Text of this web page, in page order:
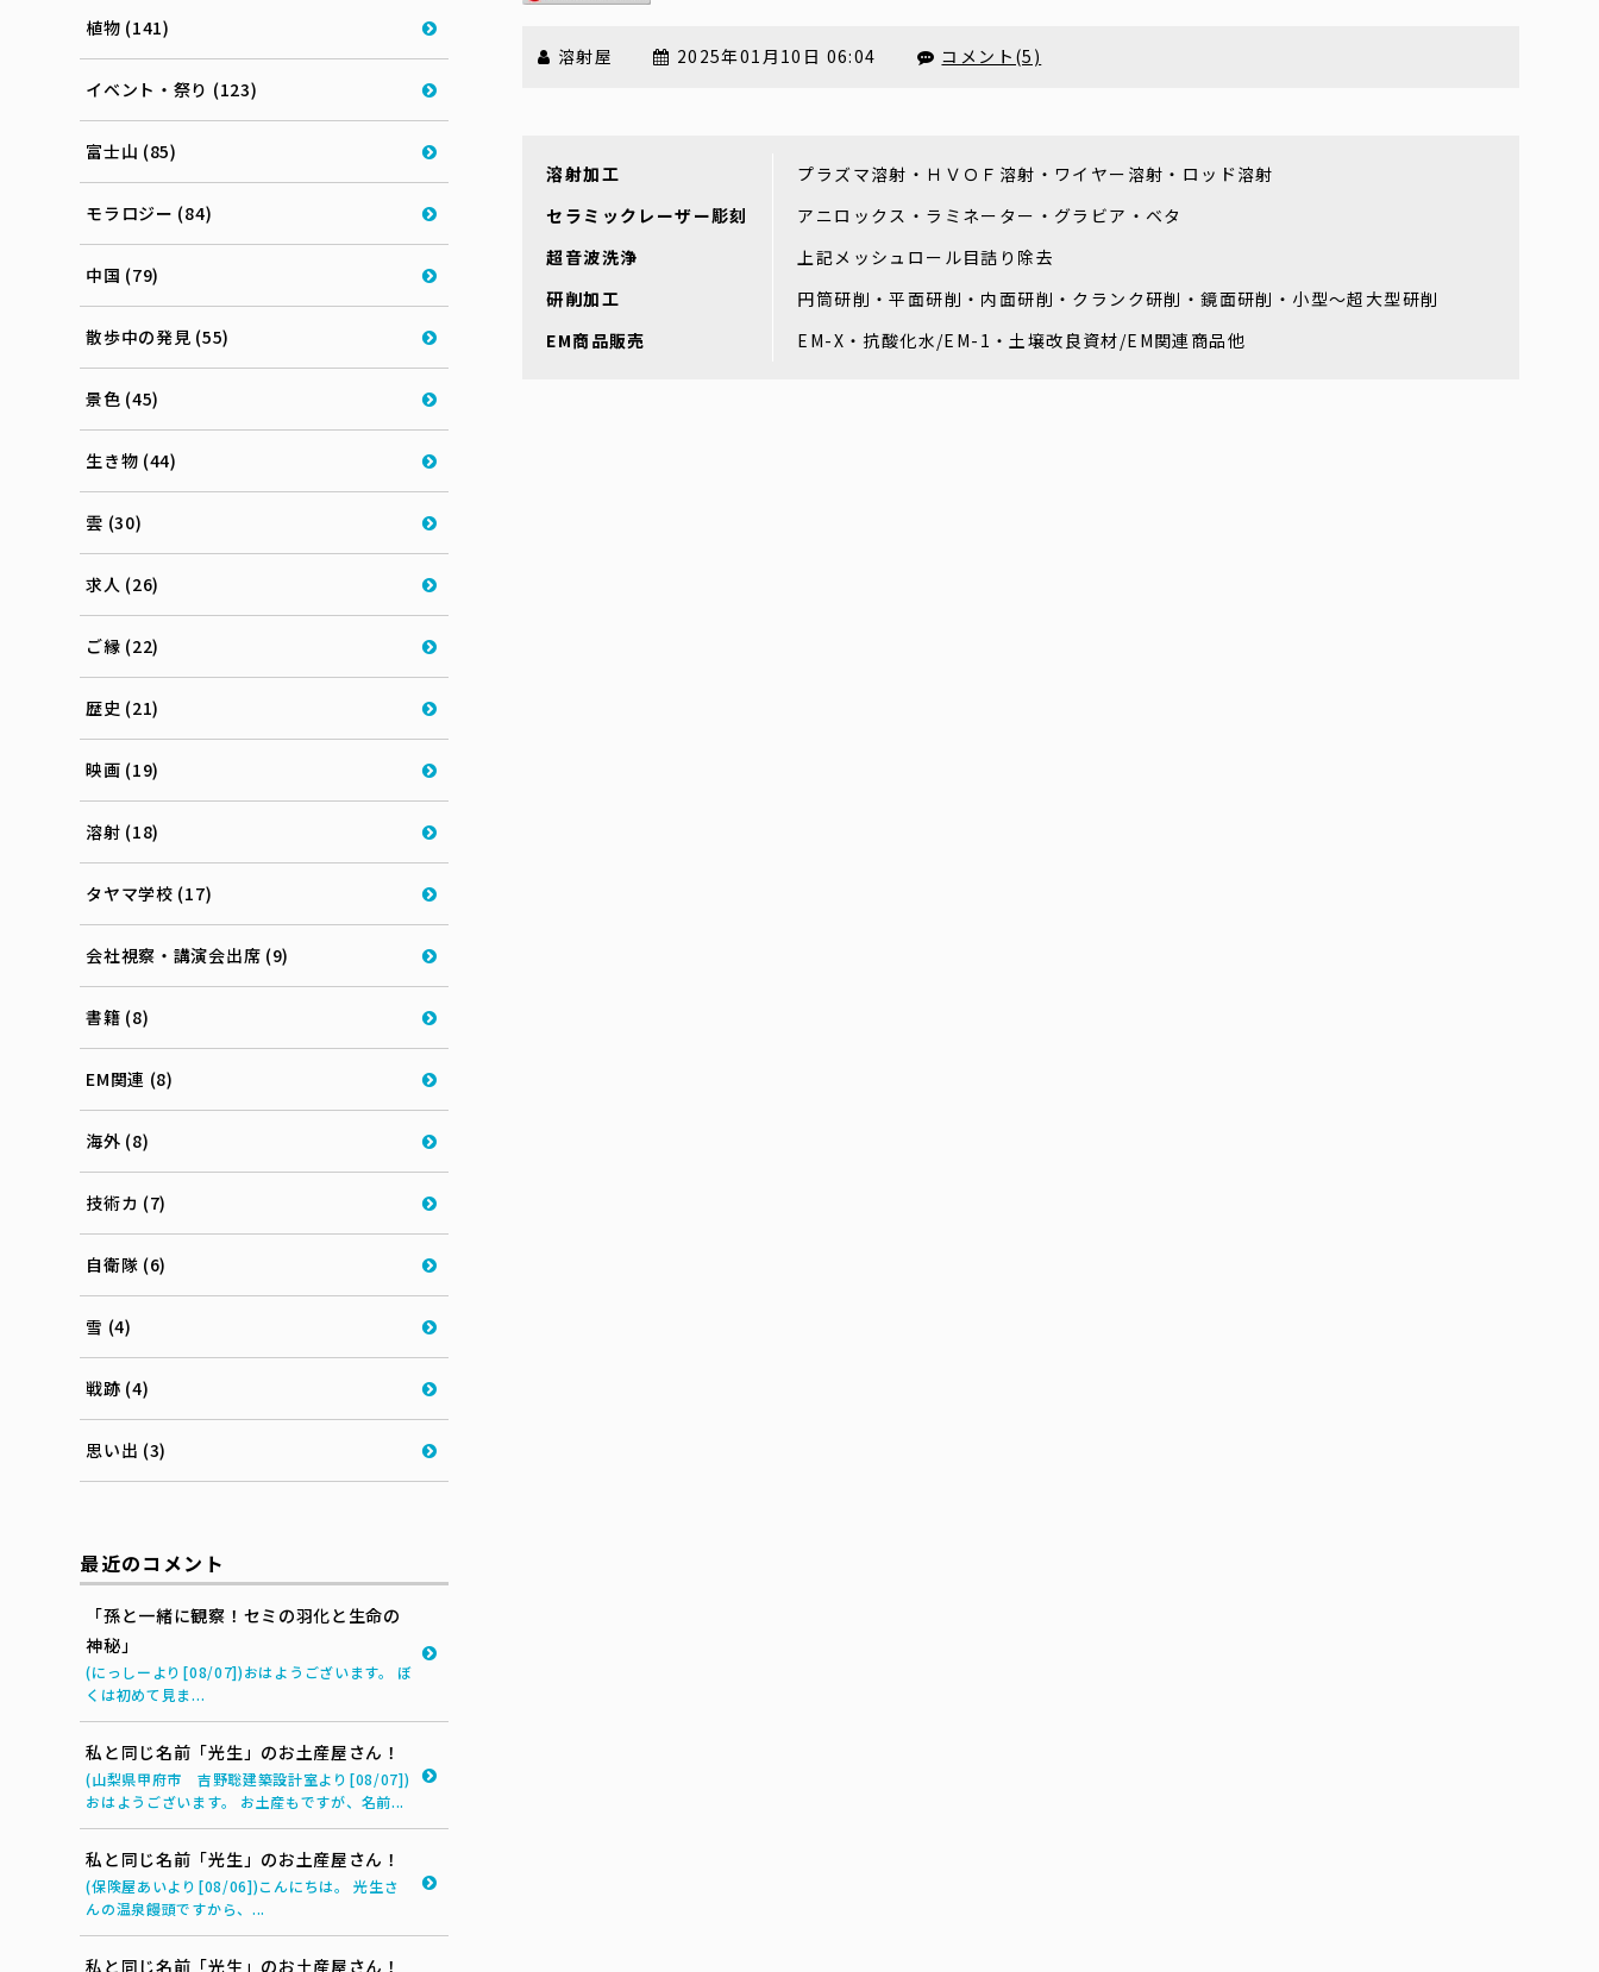
溶射屋 2025年01月10日 06:04 コメント(5)
溶射加工
プラズマ溶射・ＨＶＯＦ溶射・ワイヤー溶射・ロッド溶射
セラミックレーザー彫刻
アニロックス・ラミネーター・グラビア・ベタ
超音波洗浄
上記メッシュロール目詰り除去
研削加工
円筒研削・平面研削・内面研削・クランク研削・鏡面研削・小型～超大型研削
EM商品販売
EM-X・抗酸化水/EM-1・土壌改良資材/EM関連商品他
植物 (141)
イベント・祭り (123)
富士山 (85)
モラロジー (84)
中国 (79)
散歩中の発見 (55)
景色 (45)
生き物 (44)
雲 (30)
求人 (26)
ご縁 (22)
歴史 (21)
映画 (19)
溶射 (18)
タヤマ学校 (17)
会社視察・講演会出席 (9)
書籍 (8)
EM関連 (8)
海外 (8)
技術カ (7)
自衛隊 (6)
雪 (4)
戦跡 (4)
思い出 (3)
最近のコメント
「孫と一緒に観察！セミの羽化と生命の
神秘」
(にっしーより[08/07])おはようございます。 ぼ
くは初めて見ま...
私と同じ名前「光生」のお土産屋さん！
(山梨県甲府市 吉野聡建築設計室より[08/07])
おはようございます。 お土産もですが、名前...
私と同じ名前「光生」のお土産屋さん！
(保険屋あいより[08/06])こんにちは。 光生さ
んの温泉饅頭ですから、...
私と同じ名前「光生」のお土産屋さん！